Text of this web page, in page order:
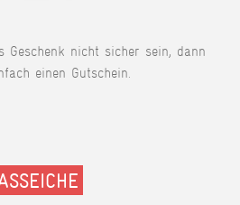
Geschenk nicht sicher sein, dann
einen Gutschein.